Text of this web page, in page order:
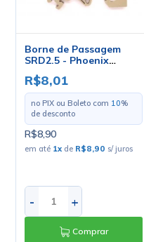
Borne de Passagem
SRD2.5 - Phoenix
Mecano
R$8,01
no PIX ou Boleto com 10%
de desconto
R$8,90
em até 1x de R$8,90 s/ juros
- +
Comprar